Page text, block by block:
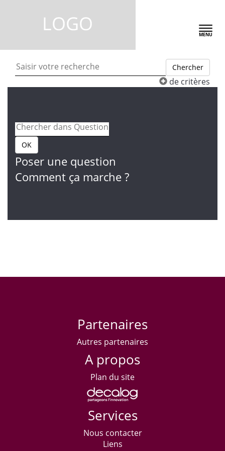
TOGGLE
MENU
Chercher
de critères
OK
Poser une question
Comment ça marche ?
Partenaires
Autres partenaires
A propos
Plan du site
Services
Nous contacter
Liens